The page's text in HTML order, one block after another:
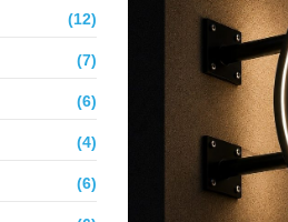
(12)
(7)
(6)
(4)
(6)